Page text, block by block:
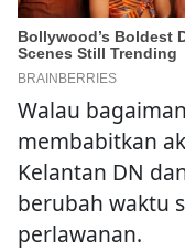
Walau
membabitkan
Kelantan DN
berubah waktu
perlawanan.